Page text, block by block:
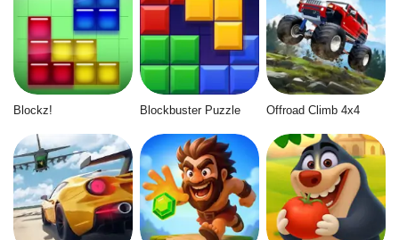
Blockz! Blockbuster Puzzle Offroad Climb 4x4